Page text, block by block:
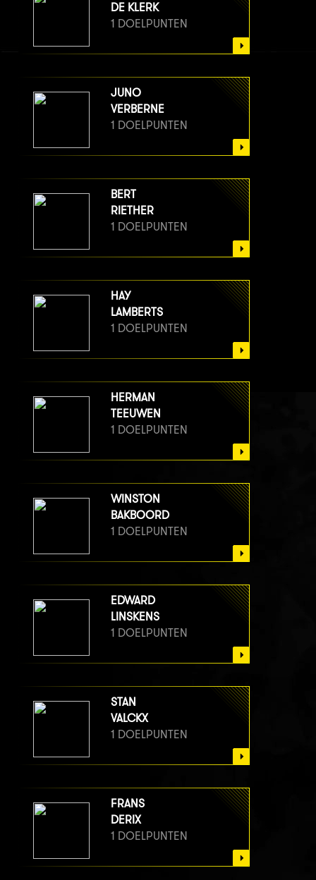
DE KLERK
1 DOELPUNTEN
JUNO
VERBERNE
1 DOELPUNTEN
BERT
RIETHER
1 DOELPUNTEN
HAY
LAMBERTS
1 DOELPUNTEN
HERMAN
TEEUWEN
1 DOELPUNTEN
WINSTON
BAKBOORD
1 DOELPUNTEN
EDWARD
LINSKENS
1 DOELPUNTEN
STAN
VALCKX
1 DOELPUNTEN
FRANS
DERIX
1 DOELPUNTEN